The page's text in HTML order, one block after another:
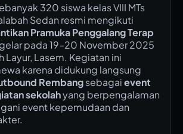
320 siswa kelas VIII MTs
Sedan resmi mengikuti
Pramuka Penggalang Terap
pada 19–20 November 2025
Layur, Lasem. Kegiatan ini
karena didukung langsung
Rembangsebagaievent
sekolahyang berpengalaman
event kepemudaan dan